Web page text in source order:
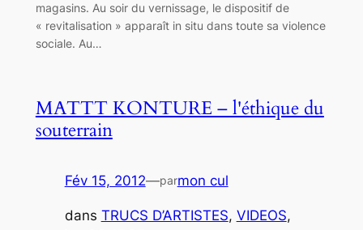
magasins. Au soir du vernissage, le dispositif de
« revitalisation » apparaît in situ dans toute sa violence
sociale. Au…
MATTT KONTURE – l'éthique du
souterrain
Fév 15, 2012—parmon cul
dans TRUCS D’ARTISTES, VIDEOS